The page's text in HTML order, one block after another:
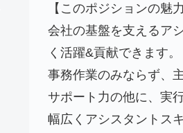
【このポジションの魅力
会社の基盤を支えるア
く活躍&貢献できます。
事務作業のみならず、
サポート力の他に、実
幅広くアシスタントス